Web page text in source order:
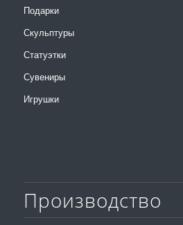
Подарки
Скульптуры
Статуэтки
Сувениры
Игрушки
Производство